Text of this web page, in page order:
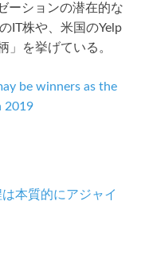
ーションの潜在的な
IT株や、米国のYelp
」を挙げている。
be winners as the
2019
本質的にアジャイ